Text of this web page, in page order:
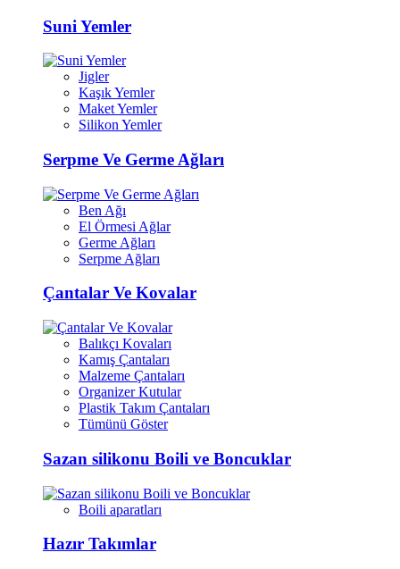
Suni Yemler
Jigler
Kaşık Yemler
Maket Yemler
Silikon Yemler
Serpme Ve Germe Ağları
Ben Ağı
El Örmesi Ağlar
Germe Ağları
Serpme Ağları
Çantalar Ve Kovalar
Balıkçı Kovaları
Kamış Çantaları
Malzeme Çantaları
Organizer Kutular
Plastik Takım Çantaları
Tümünü Göster
Sazan silikonu Boili ve Boncuklar
Boili aparatları
Hazır Takımlar